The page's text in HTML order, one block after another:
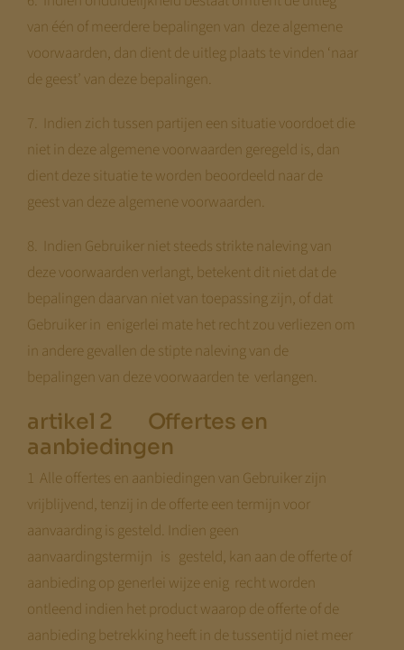
van één of meerdere bepalingen van deze algemene
voorwaarden, dan dient de uitleg plaats te vinden ‘naar
de geest’ van deze bepalingen.
7. Indien zich tussen partijen een situatie voordoet die
niet in deze algemene voorwaarden geregeld is, dan
dient deze situatie te worden beoordeeld naar de
geest van deze algemene voorwaarden.
8. Indien Gebruiker niet steeds strikte naleving van
deze voorwaarden verlangt, betekent dit niet dat de
bepalingen daarvan niet van toepassing zijn, of dat
Gebruiker in enigerlei mate het recht zou verliezen om
in andere gevallen de stipte naleving van de
bepalingen van deze voorwaarden te verlangen.
artikel 2 Offertes en
aanbiedingen
1 Alle offertes en aanbiedingen van Gebruiker zijn
vrijblijvend, tenzij in de offerte een termijn voor
aanvaarding is gesteld. Indien geen
aanvaardingstermijn is gesteld, kan aan de offerte of
aanbieding op generlei wijze enig recht worden
ontleend indien het product waarop de offerte of de
aanbieding betrekking heeft in de tussentijd niet meer